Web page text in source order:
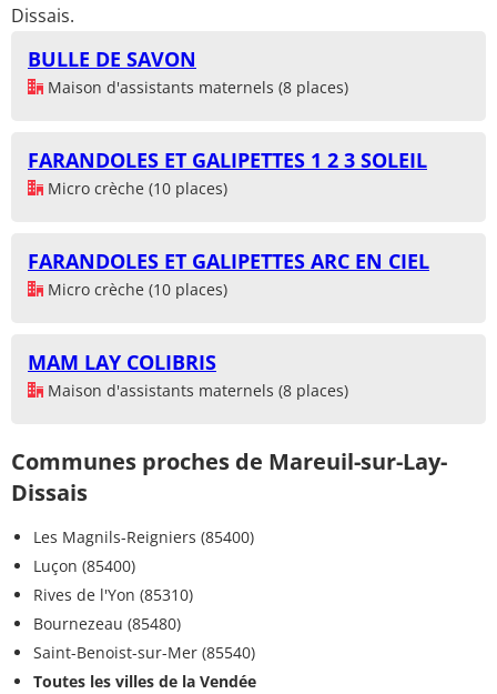
Dissais.
BULLE DE SAVON
Maison d'assistants maternels (8 places)
FARANDOLES ET GALIPETTES 1 2 3 SOLEIL
Micro crèche (10 places)
FARANDOLES ET GALIPETTES ARC EN CIEL
Micro crèche (10 places)
MAM LAY COLIBRIS
Maison d'assistants maternels (8 places)
Communes proches de Mareuil-sur-Lay-
Dissais
Les Magnils-Reigniers (85400)
Luçon (85400)
Rives de l'Yon (85310)
Bournezeau (85480)
Saint-Benoist-sur-Mer (85540)
Toutes les villes de la Vendée